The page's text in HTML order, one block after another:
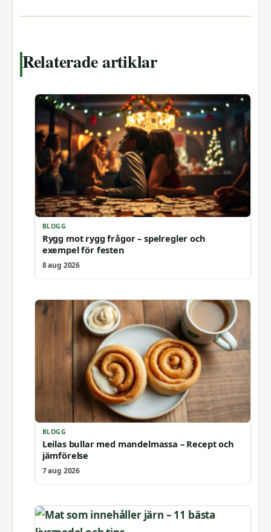
Relaterade artiklar
BLOGG
Rygg mot rygg frågor – spelregler och
exempel för festen
8 aug 2026
BLOGG
Leilas bullar med mandelmassa – Recept och
jämförelse
7 aug 2026